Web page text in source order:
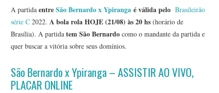
A partidaentreSão Bernardo x Ypiranga é válida pelo Brasileirão
série C 2022. A bola rola HOJE (21/08) às 20 hs(horário de
Brasília). A partidatem São Bernardocomo o mandante da partida e
quer buscar a vitória sobre seus domínios.
São Bernardo x Ypiranga – ASSISTIR AO VIVO,
PLACAR ONLINE